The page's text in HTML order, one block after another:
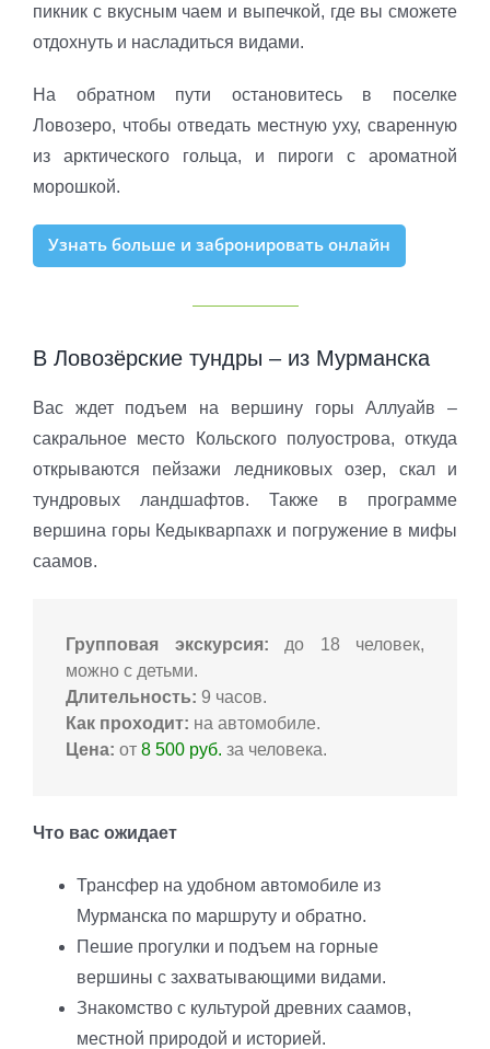
пикник с вкусным чаем и выпечкой, где вы сможете
отдохнуть и насладиться видами.
На обратном пути остановитесь в поселке
Ловозеро, чтобы отведать местную уху, сваренную
из арктического гольца, и пироги с ароматной
морошкой.
Узнать больше и забронировать онлайн
В Ловозёрские тундры – из Мурманска
Вас ждет подъем на вершину горы Аллуайв –
сакральное место Кольского полуострова, откуда
открываются пейзажи ледниковых озер, скал и
тундровых ландшафтов. Также в программе
вершина горы Кедыкварпахк и погружение в мифы
саамов.
Групповая экскурсия: до 18 человек,
можно с детьми.
Длительность: 9 часов.
Как проходит: на автомобиле.
Цена: от 8 500 руб. за человека.
Что вас ожидает
Трансфер на удобном автомобиле из
Мурманска по маршруту и обратно.
Пешие прогулки и подъем на горные
вершины с захватывающими видами.
Знакомство с культурой древних саамов,
местной природой и историей.